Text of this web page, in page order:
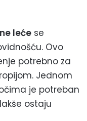
leće se
Ovo
potrebno za
Jednom
je potreban
ostaju